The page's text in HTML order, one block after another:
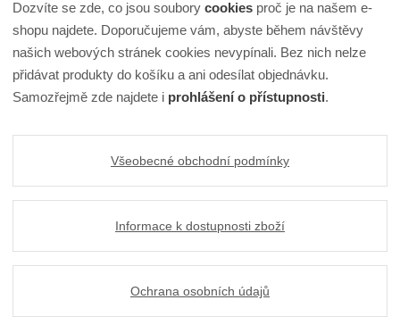
Dozvíte se zde, co jsou souborycookies proč je na našem e-
shopu najdete. Doporučujeme vám, abyste během návštěvy
našich webových stránek cookies nevypínali. Bez nich nelze
přidávat produkty do košíku a ani odesílat objednávku.
Samozřejmě zde najdete i prohlášení o přístupnosti.
Všeobecné obchodní podmínky
Informace k dostupnosti zboží
Ochrana osobních údajů